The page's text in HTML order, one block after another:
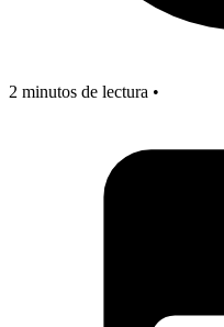
2 minutos de lectura •